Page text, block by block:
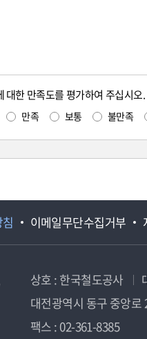
대한 만족도를 평가하여 주십시오.
만족 보통 불만족
이메일무단수집거부
상호 : 한국철도공사
대전광역시 동구 중앙로
팩스 : 02-361-8385